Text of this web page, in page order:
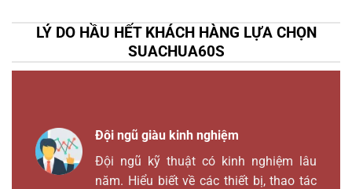
LÝ DO HẦU HẾT KHÁCH HÀNG LỰA CHỌN
SUACHUA60S
Đội ngũ giàu kinh nghiệm
Đội ngũ kỹ thuật có kinh nghiệm lâu
năm. Hiểu biết về các thiết bị, thao tác